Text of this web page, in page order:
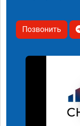
Позвонить